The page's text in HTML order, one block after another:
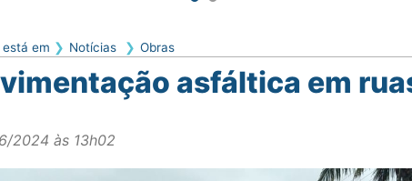
em Notícias Obras
asfáltica em
2024 às 13h02